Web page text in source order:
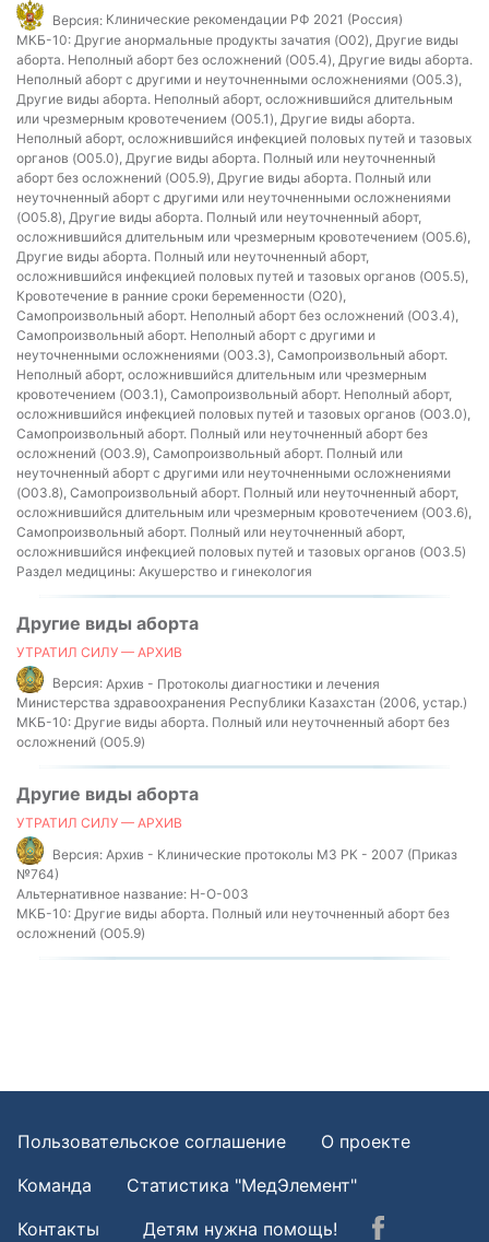
Версия: Клинические рекомендации РФ 2021 (Россия)
МКБ-10: Другие анормальные продукты зачатия (O02), Другие виды
аборта. Неполный аборт без осложнений (O05.4), Другие виды аборта.
Неполный аборт с другими и неуточненными осложнениями (O05.3),
Другие виды аборта. Неполный аборт, осложнившийся длительным
или чрезмерным кровотечением (O05.1), Другие виды аборта.
Неполный аборт, осложнившийся инфекцией половых путей и тазовых
органов (O05.0), Другие виды аборта. Полный или неуточненный
аборт без осложнений (O05.9), Другие виды аборта. Полный или
неуточненный аборт с другими или неуточненными осложнениями
(O05.8), Другие виды аборта. Полный или неуточненный аборт,
осложнившийся длительным или чрезмерным кровотечением (O05.6),
Другие виды аборта. Полный или неуточненный аборт,
осложнившийся инфекцией половых путей и тазовых органов (O05.5),
Кровотечение в ранние сроки беременности (O20),
Самопроизвольный аборт. Неполный аборт без осложнений (O03.4),
Самопроизвольный аборт. Неполный аборт с другими и
неуточненными осложнениями (O03.3), Самопроизвольный аборт.
Неполный аборт, осложнившийся длительным или чрезмерным
кровотечением (O03.1), Самопроизвольный аборт. Неполный аборт,
осложнившийся инфекцией половых путей и тазовых органов (O03.0),
Самопроизвольный аборт. Полный или неуточненный аборт без
осложнений (O03.9), Самопроизвольный аборт. Полный или
неуточненный аборт с другими или неуточненными осложнениями
(O03.8), Самопроизвольный аборт. Полный или неуточненный аборт,
осложнившийся длительным или чрезмерным кровотечением (O03.6),
Самопроизвольный аборт. Полный или неуточненный аборт,
осложнившийся инфекцией половых путей и тазовых органов (O03.5)
Раздел медицины: Акушерство и гинекология
Другие виды аборта
УТРАТИЛ СИЛУ — АРХИВ
Версия: Архив - Протоколы диагностики и лечения
Министерства здравоохранения Республики Казахстан (2006, устар.)
МКБ-10: Другие виды аборта. Полный или неуточненный аборт без
осложнений (O05.9)
Другие виды аборта
УТРАТИЛ СИЛУ — АРХИВ
Версия: Архив - Клинические протоколы МЗ РК - 2007 (Приказ
№764)
Альтернативное название: H-O-003
МКБ-10: Другие виды аборта. Полный или неуточненный аборт без
осложнений (O05.9)
Пользовательское соглашение
О проекте
Команда
Статистика "МедЭлемент"
Контакты
Детям нужна помощь!